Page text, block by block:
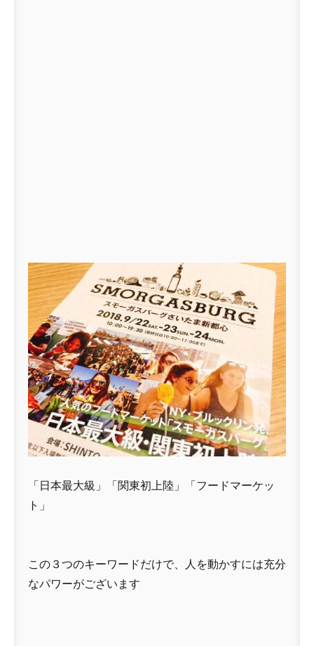
「日本最大級」「関東初上陸」「フードマーケッ
ト」
この３つのキーワードだけで、人を動かすには充分
なパワーがございます